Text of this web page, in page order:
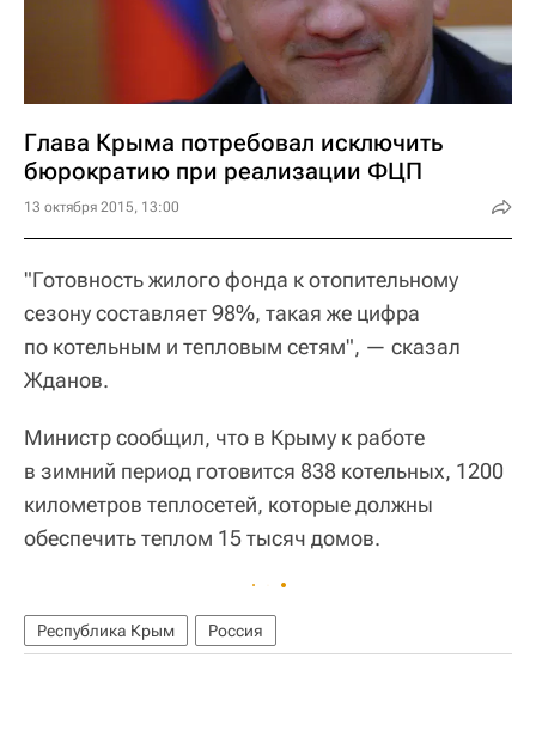
Глава Крыма потребовал исключить
бюрократию при реализации ФЦП
13 октября 2015, 13:00
"Готовность жилого фонда к отопительному
сезону составляет 98%, такая же цифра
по котельным и тепловым сетям", — сказал
Жданов.
Министр сообщил, что в Крыму к работе
в зимний период готовится 838 котельных, 1200
километров теплосетей, которые должны
обеспечить теплом 15 тысяч домов.
Республика Крым Россия